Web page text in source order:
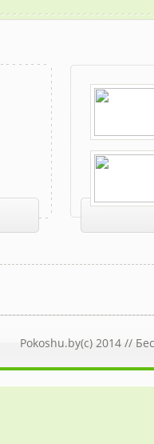
Pokoshu.by(c) 2014 //